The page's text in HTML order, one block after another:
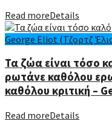
Read moreDetails
George Eliot (Τζορτζ
Τα ζώα είναι τόσο
ρωτάνε καθόλου
καθόλου κριτική –
Read moreDetails